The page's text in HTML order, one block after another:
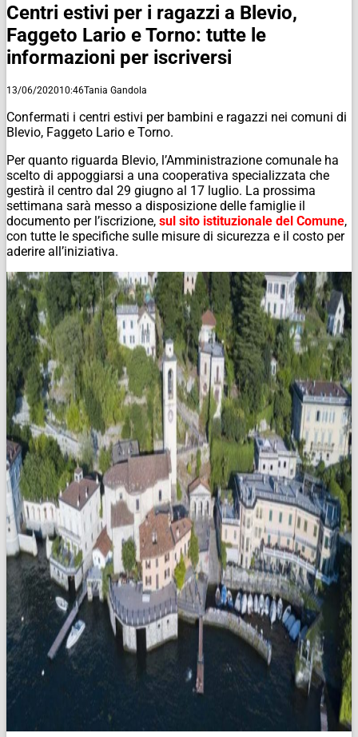
Centri estivi per i ragazzi a Blevio,
Faggeto Lario e Torno: tutte le
informazioni per iscriversi
13/06/202010:46Tania Gandola
Confermati i centri estivi per bambini e ragazzi nei comuni di
Blevio, Faggeto Lario e Torno.
Per quanto riguarda Blevio, l’Amministrazione comunale ha
scelto di appoggiarsi a una cooperativa specializzata che
gestirà il centro dal 29 giugno al 17 luglio. La prossima
settimana sarà messo a disposizione delle famiglie il
documento per l’iscrizione, sul sito istituzionale del Comune,
con tutte le specifiche sulle misure di sicurezza e il costo per
aderire all’iniziativa.